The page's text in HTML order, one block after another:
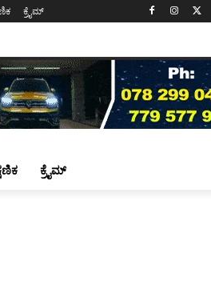
ಕ್ರೈಮ್
ಕ್ರೈಮ್